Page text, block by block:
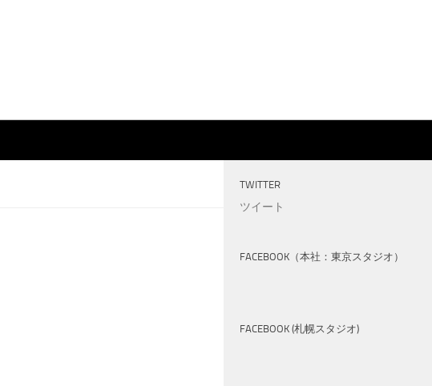
TWITTER
ツイート
FACEBOOK（本社：東京スタジオ）
FACEBOOK (札幌スタジオ)